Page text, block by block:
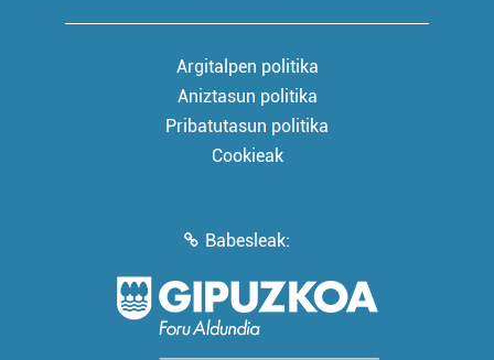
Argitalpen politika
Aniztasun politika
Pribatutasun politika
Cookieak
Babesleak: